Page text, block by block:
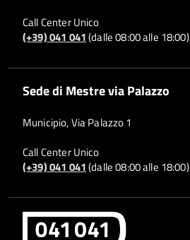
Call Center Unico
(+39) 041 041(dalle 08:00 alle 18:00)
Sede di Mestre via Palazzo
Municipio, Via Palazzo 1
Call Center Unico
(+39) 041 041(dalle 08:00 alle 18:00)